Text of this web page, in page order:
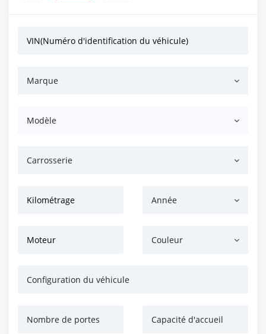
VIN(Numéro d'identification du véhicule)
Marque
Modèle
Carrosserie
Kilométrage
Moteur
Année
Couleur
Configuration du véhicule
Nombre de portes Capacité d'accueil